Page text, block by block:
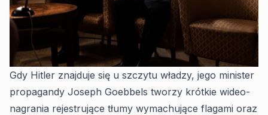
Gdy Hitler znajduje się u szczytu władzy, jego minister
propagandy Joseph Goebbels tworzy krótkie wideo-
nagrania rejestrujące tłumy wymachujące flagami oraz